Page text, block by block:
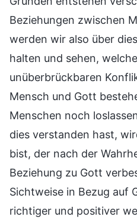
Beziehungen zwischen
werden wir also über
halten und sehen,
unüberbrückbaren
Mensch und Gott
Menschen noch
dies verstanden hast,
bist, der nach der
Beziehung zu Gott
Sichtweise in Bezug auf
richtiger und positiver